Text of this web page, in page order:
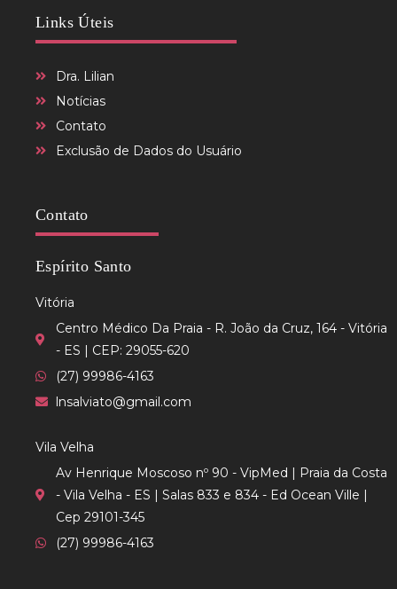
Links Úteis
Dra. Lilian
Notícias
Contato
Exclusão de Dados do Usuário
Contato
Espírito Santo
Vitória
Centro Médico Da Praia - R. João da Cruz, 164 - Vitória
- ES | CEP: 29055-620
(27) 99986-4163
lnsalviato@gmail.com
Vila Velha
Av Henrique Moscoso nº 90 - VipMed | Praia da Costa
- Vila Velha - ES | Salas 833 e 834 - Ed Ocean Ville |
Cep 29101-345
(27) 99986-4163